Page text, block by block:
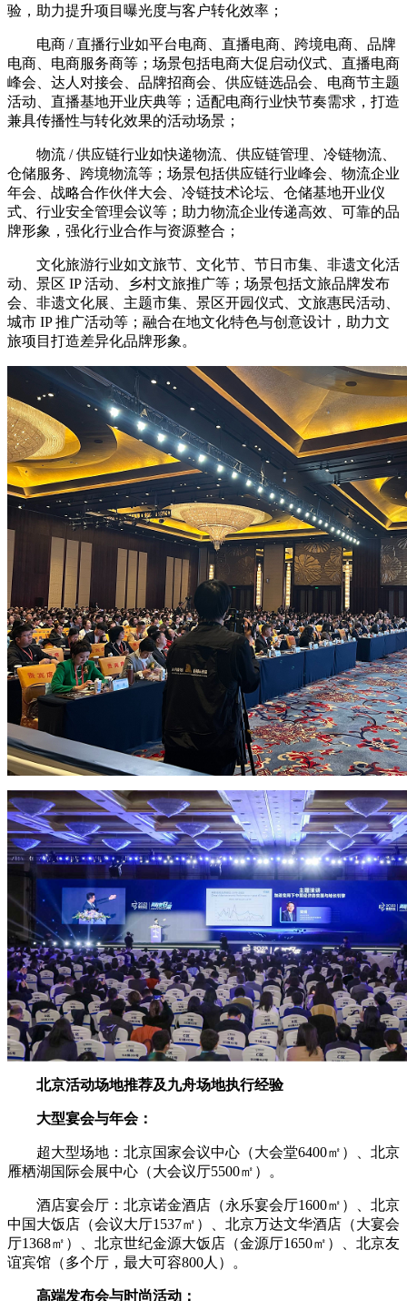
验，助力提升项目曝光度与客户转化效率；
电商 / 直播行业如平台电商、直播电商、跨境电商、品牌
电商、电商服务商等；场景包括电商大促启动仪式、直播电商
峰会、达人对接会、品牌招商会、供应链选品会、电商节主题
活动、直播基地开业庆典等；适配电商行业快节奏需求，打造
兼具传播性与转化效果的活动场景；
物流 / 供应链行业如快递物流、供应链管理、冷链物流、
仓储服务、跨境物流等；场景包括供应链行业峰会、物流企业
年会、战略合作伙伴大会、冷链技术论坛、仓储基地开业仪
式、行业安全管理会议等；助力物流企业传递高效、可靠的品
牌形象，强化行业合作与资源整合；
文化旅游行业如文旅节、文化节、节日市集、非遗文化活
动、景区 IP 活动、乡村文旅推广等；场景包括文旅品牌发布
会、非遗文化展、主题市集、景区开园仪式、文旅惠民活动、
城市 IP 推广活动等；融合在地文化特色与创意设计，助力文
旅项目打造差异化品牌形象。
北京活动场地推荐及九舟场地执行经验
大型宴会与年会：
超大型场地：北京国家会议中心（大会堂6400㎡）、北京
雁栖湖国际会展中心（大会议厅5500㎡）。
酒店宴会厅：北京诺金酒店（永乐宴会厅1600㎡）、北京
中国大饭店（会议大厅1537㎡）、北京万达文华酒店（大宴会
厅1368㎡）、北京世纪金源大饭店（金源厅1650㎡）、北京友
谊宾馆（多个厅，最大可容800人）。
高端发布会与时尚活动：